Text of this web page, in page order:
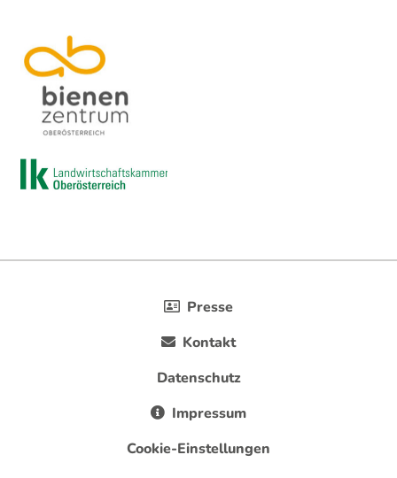
Presse
Kontakt
Datenschutz
Impressum
Cookie-Einstellungen